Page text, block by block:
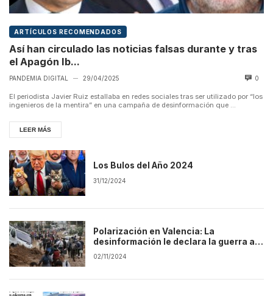
ARTÍCULOS RECOMENDADOS
Así han circulado las noticias falsas durante y tras
el Apagón Ib...
PANDEMIA DIGITAL — 29/04/2025 0
El periodista Javier Ruiz estallaba en redes sociales tras ser utilizado por “los
ingenieros de la mentira” en una campaña de desinformación que ...
LEER MÁS
Los Bulos del Año 2024
31/12/2024
Polarización en Valencia: La
desinformación le declara la guerra a
la verdad
02/11/2024